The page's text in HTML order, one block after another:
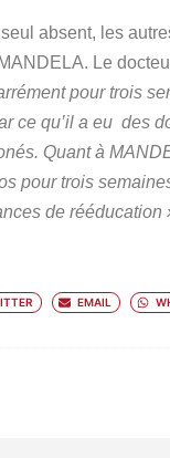
absent, les
Le
pour trois
ce qu’il a eu des
Quant à
pour trois
de rééducation
EMAIL